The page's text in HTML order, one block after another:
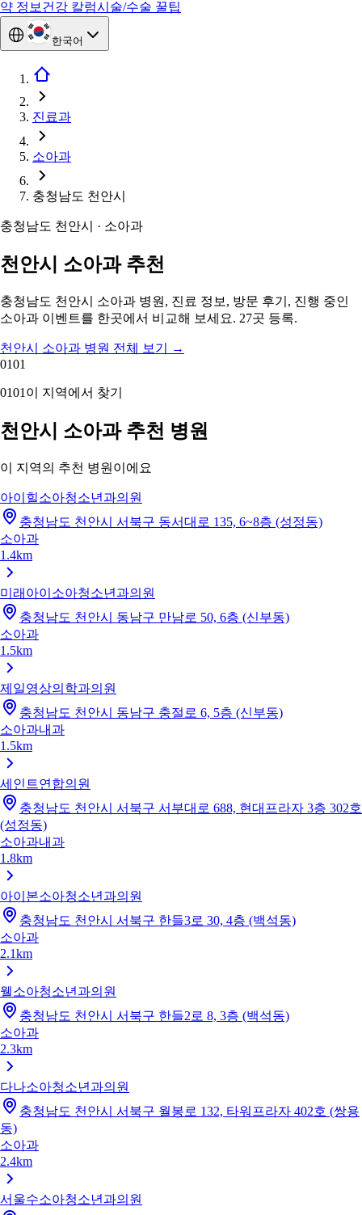
약 정보 건강 칼럼시술/수술 꿀팁
한국어
진료과
소아과
충청남도 천안시
충청남도 천안시 · 소아과
천안시 소아과 추천
충청남도 천안시 소아과 병원, 진료 정보, 방문 후기, 진행 중인
소아과 이벤트를 한곳에서 비교해 보세요. 27곳 등록.
천안시 소아과 병원 전체 보기
→
0101
0101 이 지역에서 찾기
천안시 소아과 추천 병원
이 지역의 추천 병원이에요
아이힐소아청소년과의원
충청남도 천안시 서북구 동서대로 135, 6~8층 (성정동)
소아과
1.4km
미래아이소아청소년과의원
충청남도 천안시 동남구 만남로 50, 6층 (신부동)
소아과
1.5km
제일영상의학과의원
충청남도 천안시 동남구 충절로 6, 5층 (신부동)
소아과내과
1.5km
세인트연합의원
충청남도 천안시 서북구 서부대로 688, 현대프라자 3층 302호
(성정동)
소아과내과
1.8km
아이본소아청소년과의원
충청남도 천안시 서북구 한들3로 30, 4층 (백석동)
소아과
2.1km
웰소아청소년과의원
충청남도 천안시 서북구 한들2로 8, 3층 (백석동)
소아과
2.3km
다나소아청소년과의원
충청남도 천안시 서북구 월봉로 132, 타워프라자 402호 (쌍용
동)
소아과
2.4km
서울수소아청소년과의원